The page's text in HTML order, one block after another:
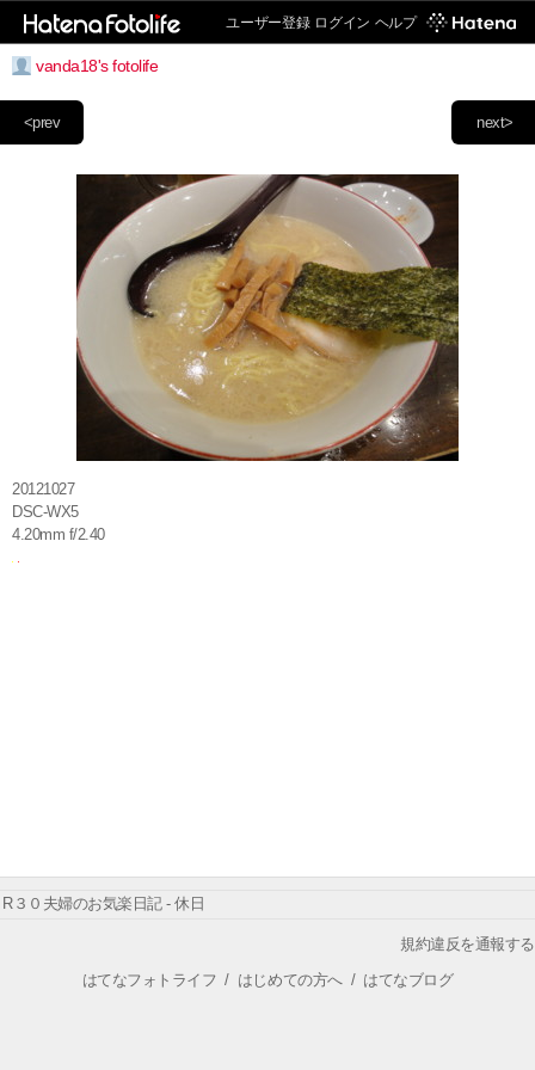
ユーザー登録 ログイン ヘルプ
vanda18's fotolife
next>
<prev
20121027
DSC-WX5
4.20mm f/2.40
R３０夫婦のお気楽日記 - 休日
規約違反を通報する
はてなフォトライフ / はじめての方へ/ はてなブログ